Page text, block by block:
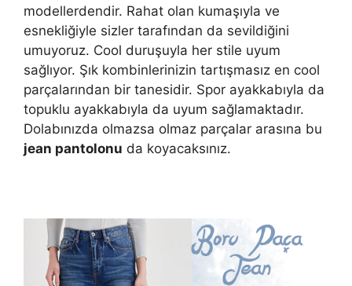
modellerdendir. Rahat olan kumaşıyla ve
esnekliğiyle sizler tarafından da sevildiğini
umuyoruz. Cool duruşuyla her stile uyum
sağlıyor. Şık kombinlerinizin tartışmasız en cool
parçalarından bir tanesidir. Spor ayakkabıyla da
topuklu ayakkabıyla da uyum sağlamaktadır.
Dolabınızda olmazsa olmaz parçalar arasına bu
jean pantolonu da koyacaksınız.